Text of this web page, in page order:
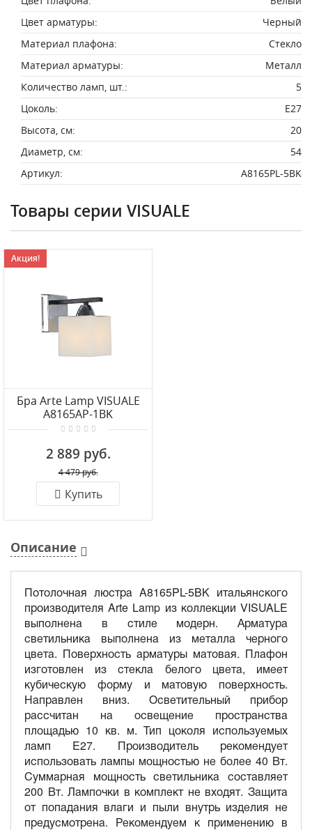
Цвет арматуры:
Черный
Материал плафона:
Стекло
Материал арматуры:
Металл
Количество ламп, шт.:
5
Цоколь:
E27
Высота, см:
20
Диаметр, см:
54
Артикул:
A8165PL-5BK
Товары серии VISUALE
Акция!
Бра Arte Lamp VISUALE
A8165AP-1BK
2 889 руб.
4 479 руб.
Купить
Описание
Потолочная люстра A8165PL-5BK итальянского
производителя Arte Lamp из коллекции VISUALE
выполнена в стиле модерн. Арматура
светильника выполнена из металла черного
цвета. Поверхность арматуры матовая. Плафон
изготовлен из стекла белого цвета, имеет
кубическую форму и матовую поверхность.
Направлен вниз. Осветительный прибор
рассчитан на освещение пространства
площадью 10 кв. м. Тип цоколя используемых
ламп E27. Производитель рекомендует
использовать лампы мощностью не более 40 Вт.
Суммарная мощность светильника составляет
200 Вт. Лампочки в комплект не входят. Защита
от попадания влаги и пыли внутрь изделия не
предусмотрена. Рекомендуем к применению в